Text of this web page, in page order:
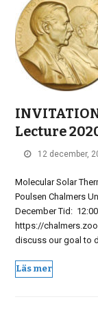
Lecture
12 december,
Molecular Solar
Poulsen Chalmers
December Tid:
https://
discuss our goal to
Läs mer